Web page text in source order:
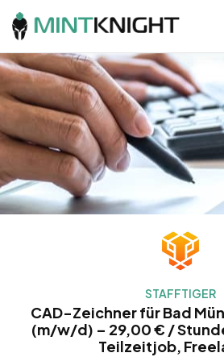
STAFFTIGER
CAD-Zeichner für Bad
(m/w/d) – 29,00 € /
Teilzeitjob,